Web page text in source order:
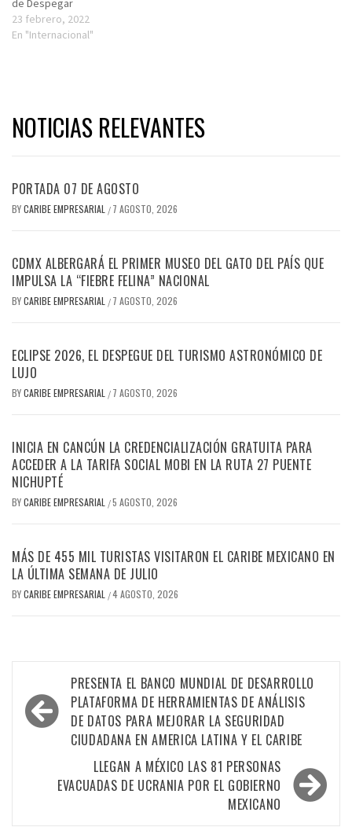
de Despegar
23 febrero, 2022
En "Internacional"
NOTICIAS RELEVANTES
PORTADA 07 DE AGOSTO
BYCARIBE EMPRESARIAL / 7 AGOSTO, 2026
CDMX ALBERGARÁ EL PRIMER MUSEO DEL GATO DEL PAÍS QUE
IMPULSA LA “FIEBRE FELINA” NACIONAL
BYCARIBE EMPRESARIAL / 7 AGOSTO, 2026
ECLIPSE 2026, EL DESPEGUE DEL TURISMO ASTRONÓMICO DE
LUJO
BYCARIBE EMPRESARIAL / 7 AGOSTO, 2026
INICIA EN CANCÚN LA CREDENCIALIZACIÓN GRATUITA PARA
ACCEDER A LA TARIFA SOCIAL MOBI EN LA RUTA 27 PUENTE
NICHUPTÉ
BYCARIBE EMPRESARIAL /5 AGOSTO, 2026
MÁS DE 455 MIL TURISTAS VISITARON EL CARIBE MEXICANO EN
LA ÚLTIMA SEMANA DE JULIO
BYCARIBE EMPRESARIAL /4 AGOSTO, 2026
Navegación
de
entradas
PRESENTA EL BANCO MUNDIAL DE DESARROLLO
PLATAFORMA DE HERRAMIENTAS DE ANÁLISIS
DE DATOS PARA MEJORAR LA SEGURIDAD
CIUDADANA EN AMERICA LATINA Y EL CARIBE
LLEGAN A MÉXICO LAS 81 PERSONAS
EVACUADAS DE UCRANIA POR EL GOBIERNO
MEXICANO